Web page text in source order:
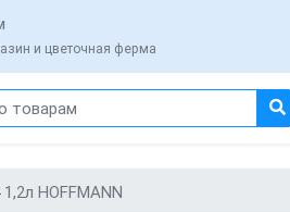
и цветочная ферма
HOFFMANN